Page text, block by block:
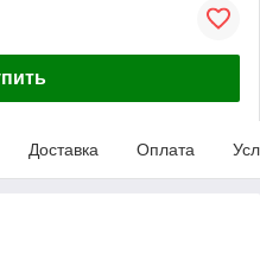
Доставка Оплата